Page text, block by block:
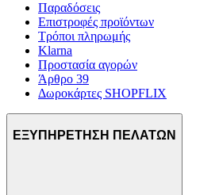
Παραδόσεις
Επιστροφές προϊόντων
Τρόποι πληρωμής
Klarna
Προστασία αγορών
Άρθρο 39
Δωροκάρτες SHOPFLIX
ΕΞΥΠΗΡΕΤΗΣΗ ΠΕΛΑΤΩΝ